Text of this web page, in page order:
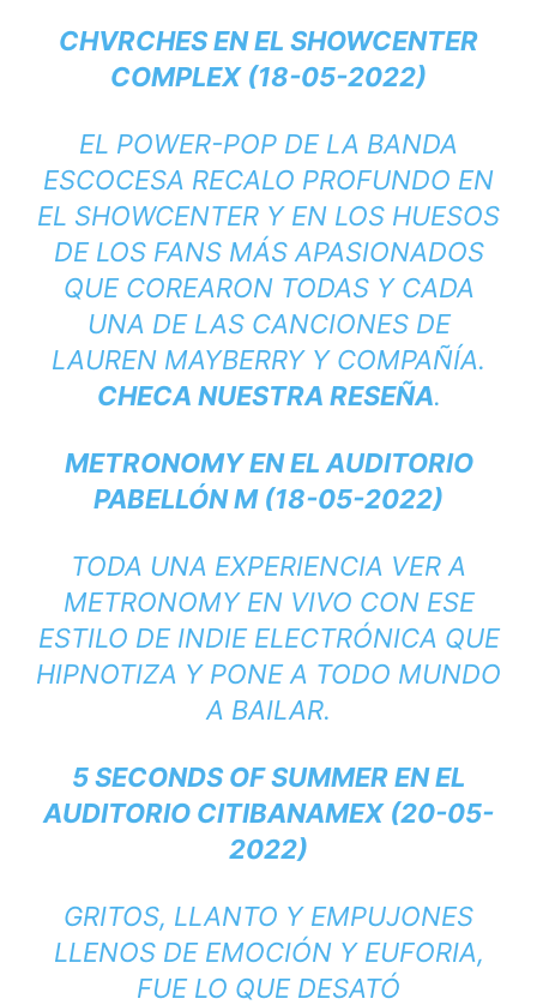
CHVRCHES EN EL SHOWCENTER
COMPLEX (18-05-2022)
EL POWER-POP DE LA BANDA
ESCOCESA RECALO PROFUNDO EN
EL SHOWCENTER Y EN LOS HUESOS
DE LOS FANS MÁS APASIONADOS
QUE COREARON TODAS Y CADA
UNA DE LAS CANCIONES DE
LAUREN MAYBERRY Y COMPAÑÍA.
CHECA NUESTRA RESEÑA.
METRONOMY EN EL AUDITORIO
PABELLÓN M (18-05-2022)
TODA UNA EXPERIENCIA VER A
METRONOMY EN VIVO CON ESE
ESTILO DE INDIE ELECTRÓNICA QUE
HIPNOTIZA Y PONE A TODO MUNDO
A BAILAR.
5 SECONDS OF SUMMER EN EL
AUDITORIO CITIBANAMEX (20-05-
2022)
GRITOS, LLANTO Y EMPUJONES
LLENOS DE EMOCIÓN Y EUFORIA,
FUE LO QUE DESATÓ